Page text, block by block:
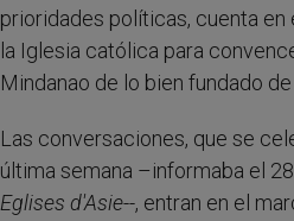
prioridades políticas, cuenta en
la Iglesia católica para
Mindanao de lo bien fundado
Las conversaciones, que se
última semana –informaba el
Eglises d'Asie--, entran en el